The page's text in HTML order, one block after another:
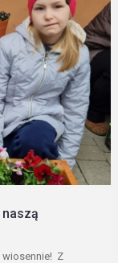
wiosennie! Z